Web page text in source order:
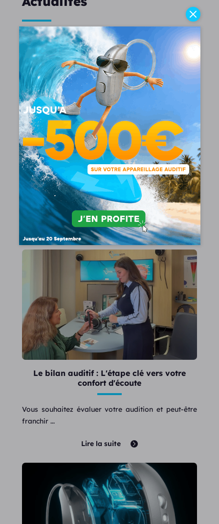
Quel est le meilleur appareil auditif en 2026
?
Vous recherchez le meilleur appareil auditif ? Celui-
ci doit...
Lire la suite
Le bilan auditif : L'étape clé vers votre
confort d'écoute
Vous souhaitez évaluer votre audition et peut-être
franchir ...
Lire la suite